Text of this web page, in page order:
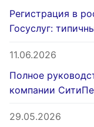
Регистрация в
Госуслуг:
11.06.2026
Полное
компании
29.05.2026